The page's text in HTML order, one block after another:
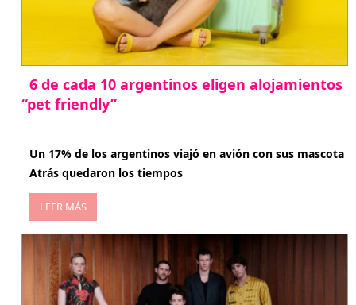
6 de cada 10 argentinos eligen alojamientos
“pet friendly”
Un 17% de los argentinos viajó en avión con sus mascota
Atrás quedaron los tiempos
LEER MÁS